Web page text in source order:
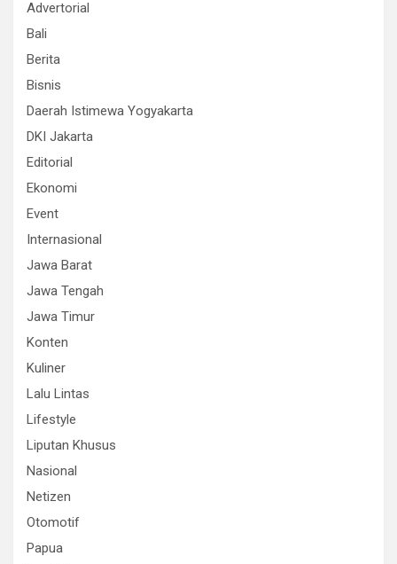
Advertorial
Bali
Berita
Bisnis
Daerah Istimewa Yogyakarta
DKI Jakarta
Editorial
Ekonomi
Event
Internasional
Jawa Barat
Jawa Tengah
Jawa Timur
Konten
Kuliner
Lalu Lintas
Lifestyle
Liputan Khusus
Nasional
Netizen
Otomotif
Papua